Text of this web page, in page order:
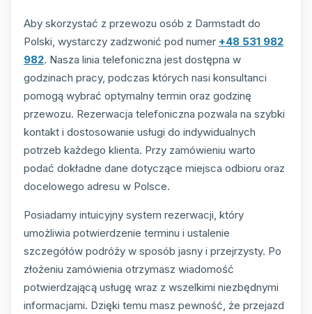
Aby skorzystać z przewozu osób z Darmstadt do
Polski, wystarczy zadzwonić pod numer +48 531 982
982. Nasza linia telefoniczna jest dostępna w
godzinach pracy, podczas których nasi konsultanci
pomogą wybrać optymalny termin oraz godzinę
przewozu. Rezerwacja telefoniczna pozwala na szybki
kontakt i dostosowanie usługi do indywidualnych
potrzeb każdego klienta. Przy zamówieniu warto
podać dokładne dane dotyczące miejsca odbioru oraz
docelowego adresu w Polsce.
Posiadamy intuicyjny system rezerwacji, który
umożliwia potwierdzenie terminu i ustalenie
szczegółów podróży w sposób jasny i przejrzysty. Po
złożeniu zamówienia otrzymasz wiadomość
potwierdzającą usługę wraz z wszelkimi niezbędnymi
informacjami. Dzięki temu masz pewność, że przejazd